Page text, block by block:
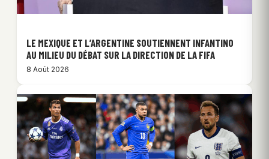
LE MEXIQUE ET L’ARGENTINE SOUTIENNENT INFANTINO
AU MILIEU DU DÉBAT SUR LA DIRECTION DE LA FIFA
8 Août 2026